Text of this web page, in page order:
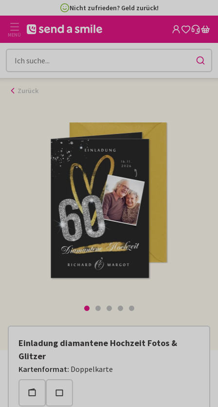
Inhalt
gehen
Nicht zufrieden? Geld zurück!
MENÜ
Zurück
Einladung diamantene Hochzeit Fotos &
Glitzer
Kartenformat: Doppelkarte